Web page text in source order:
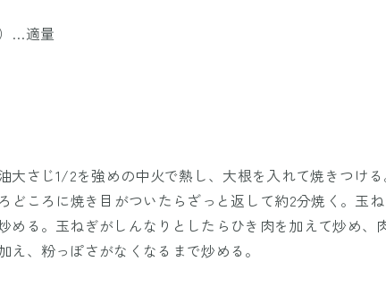
…適量
大さじ1/2を強めの中火で熱し、大根を入れて焼きつけ
どころに焼き目がついたらざっと返して約2分焼く。玉
める。玉ねぎがしんなりとしたらひき肉を加えて炒め、
え、粉っぽさがなくなるまで炒める。